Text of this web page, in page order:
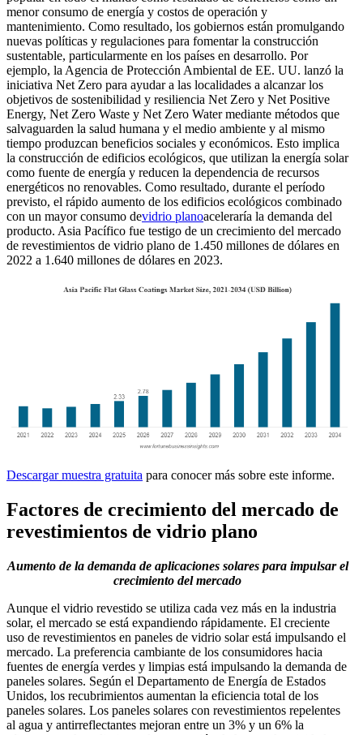
menor consumo de energía y costos de operación y
mantenimiento. Como resultado, los gobiernos están promulgando
nuevas políticas y regulaciones para fomentar la construcción
sustentable, particularmente en los países en desarrollo. Por
ejemplo, la Agencia de Protección Ambiental de EE. UU. lanzó la
iniciativa Net Zero para ayudar a las localidades a alcanzar los
objetivos de sostenibilidad y resiliencia Net Zero y Net Positive
Energy, Net Zero Waste y Net Zero Water mediante métodos que
salvaguarden la salud humana y el medio ambiente y al mismo
tiempo produzcan beneficios sociales y económicos. Esto implica
la construcción de edificios ecológicos, que utilizan la energía solar
como fuente de energía y reducen la dependencia de recursos
energéticos no renovables. Como resultado, durante el período
previsto, el rápido aumento de los edificios ecológicos combinado
con un mayor consumo devidrio planoaceleraría la demanda del
producto. Asia Pacífico fue testigo de un crecimiento del mercado
de revestimientos de vidrio plano de 1.450 millones de dólares en
2022 a 1.640 millones de dólares en 2023.
Descargar muestra gratuita para conocer más sobre este informe.
Factores de crecimiento del mercado de
revestimientos de vidrio plano
Aumento de la demanda de aplicaciones solares para impulsar el
crecimiento del mercado
Aunque el vidrio revestido se utiliza cada vez más en la industria
solar, el mercado se está expandiendo rápidamente. El creciente
uso de revestimientos en paneles de vidrio solar está impulsando el
mercado. La preferencia cambiante de los consumidores hacia
fuentes de energía verdes y limpias está impulsando la demanda de
paneles solares. Según el Departamento de Energía de Estados
Unidos, los recubrimientos aumentan la eficiencia total de los
paneles solares. Los paneles solares con revestimientos repelentes
al agua y antirreflectantes mejoran entre un 3% y un 6% la